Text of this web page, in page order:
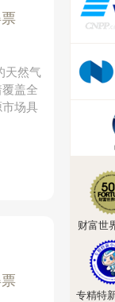
天然气
盖全
场具
财富世
专精特